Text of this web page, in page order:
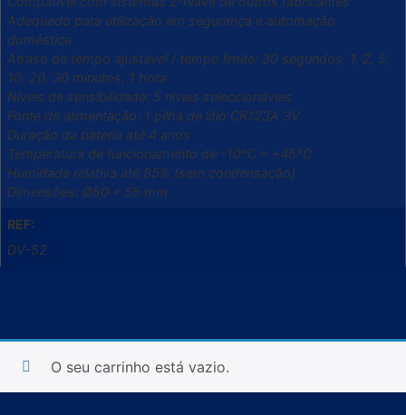
Adequado para utilização em segurança e automação
doméstica
Atraso de tempo ajustável / tempo limite: 30 segundos, 1, 2, 5,
10, 20, 30 minutos, 1 hora
Níveis de sensibilidade: 5 níveis seleccionáveis
Fonte de alimentação: 1 pilha de lítio CR123A 3V
Duração da bateria até 4 anos
Temperatura de funcionamento de -10°C ~ +45°C
Humidade relativa até 85% (sem condensação)
Dimensões: Ø50 x 55 mm
REF:
DV-52
O seu carrinho está vazio.